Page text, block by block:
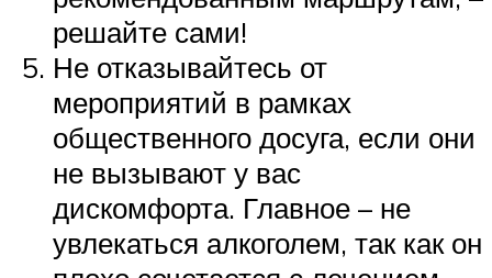
решайте сами!
Не отказывайтесь от
мероприятий в рамках
общественного досуга, если они
не вызывают у вас
дискомфорта. Главное – не
увлекаться алкоголем, так как он